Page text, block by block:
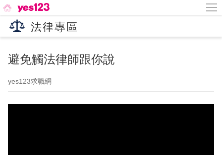
法律專區
避免觸法律師跟你說
yes123求職網